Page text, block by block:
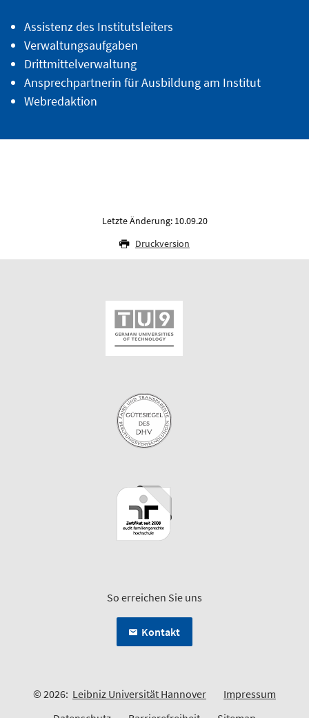
Assistenz des Institutsleiters
Verwaltungsaufgaben
Drittmittelverwaltung
Ansprechpartnerin für Ausbildung am Institut
Webredaktion
Letzte Änderung: 10.09.20
Druckversion
So erreichen Sie uns
Kontakt
© 2026: Leibniz Universität Hannover
Impressum